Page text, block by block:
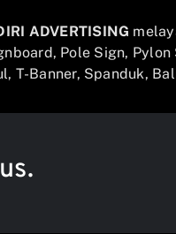
ADVERTISING
Pole Sign,
T-Banner, Spanduk,